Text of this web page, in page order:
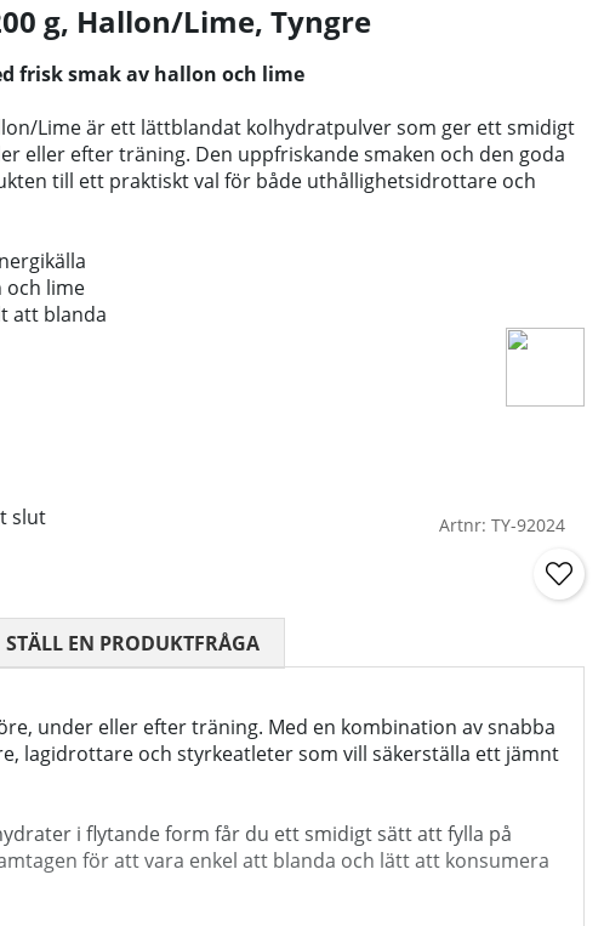
g, Hallon/Lime, Tyngre
frisk smak av hallon och lime
Lime är ett lättblandat kolhydratpulver som ger ett smidigt
eller efter träning. Den uppfriskande smaken och den goda
till ett praktiskt val för både uthållighetsidrottare och
och lime
att blanda
slut Artnr: TY-92024
under eller efter träning. Med en kombination av snabba
lagidrottare och styrkeatleter som vill säkerställa ett jämnt
i flytande form får du ett smidigt sätt att fylla på
för att vara enkel att blanda och lätt att konsumera
0 AV 5 ANTAL BETYG 0
STÄLL EN PRODUKTFRÅGA